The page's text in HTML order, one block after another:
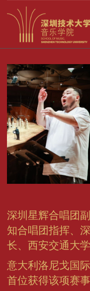
深圳星辉合唱团
知合唱团指挥、
长、西安交通大
意大利洛尼戈国
首位获得该项赛